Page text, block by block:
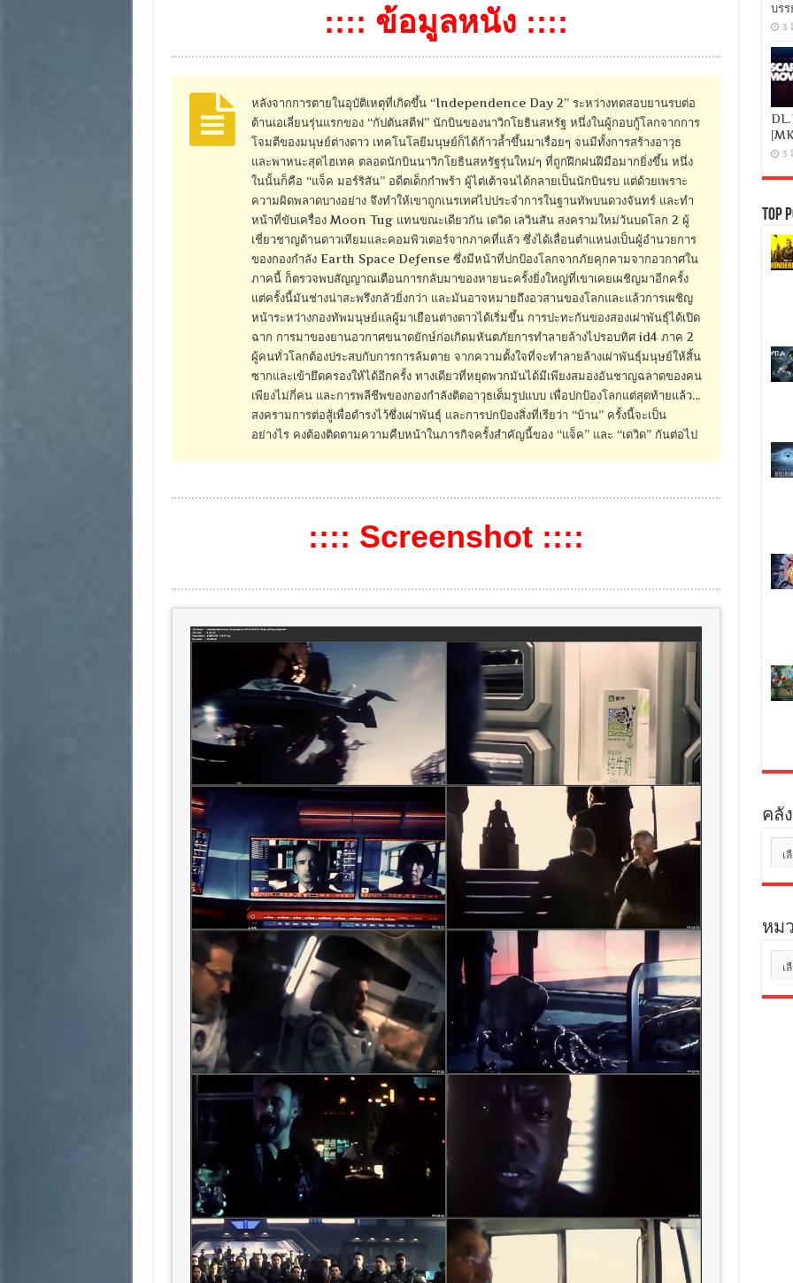
:::: ข้อมูลหนัง ::::
หลังจากการตายในอุบัติเหตุที่เกิดขึ้น “Independence Day 2” ระหว่างทดสอบยานรบต่อ
ต้านเอเลี่ยนรุ่นแรกของ “กัปตันสตีฟ” นักบินของนาวิกโยธินสหรัฐ หนึ่งในผู้กอบกู้โลกจากการ
โจมตีของมนุษย์ต่างดาว เทคโนโลยีมนุษย์ก็ได้ก้าวล้ำขึ้นมาเรื่อยๆ จนมีทั้งการสร้างอาวุธ
และพาหนะสุดไฮเทค ตลอดนักบินนาวิกโยธินสหรัฐรุ่นใหม่ๆ ที่ถูกฝึกฝนฝีมือมากยิ่งขึ้น หนึ่ง
ในนั้นก็คือ “แจ็ค มอร์ริสัน” อดีตเด็กกำพร้า ผู้ไต่เต้าจนได้กลายเป็นนักบินรบ แต่ด้วยเพราะ
ความผิดพลาดบางอย่าง จึงทำให้เขาถูกเนรเทศไปประจำการในฐานทัพบนดวงจันทร์ และทำ
หน้าที่ขับเครื่อง Moon Tug แทนขณะเดียวกัน เดวิด เลวินสัน สงครามใหม่วันบดโลก 2 ผู้
เชี่ยวชาญด้านดาวเทียมและคอมพิวเตอร์จากภาคที่แล้ว ซึ่งได้เลื่อนตำแหน่งเป็นผู้อำนวยการ
ของกองกำลัง Earth Space Defense ซึ่งมีหน้าที่ปกป้องโลกจากภัยคุกคามจากอวกาศใน
ภาคนี้ ก็ตรวจพบสัญญาณเตือนการกลับมาของหายนะครั้งยิ่งใหญ่ที่เขาเคยเผชิญมาอีกครั้ง
แต่ครั้งนี้มันช่างน่าสะพรึงกลัวยิ่งกว่า และมันอาจหมายถึงอวสานของโลกและแล้วการเผชิญ
หน้าระหว่างกองทัพมนุษย์แลผู้มาเยือนต่างดาวได้เริ่มขึ้น การปะทะกันของสองเผ่าพันธุ์ได้เปิด
ฉาก การมาของยานอวกาศขนาดยักษ์ก่อเกิดมหันตภัยการทำลายล้างไปรอบทิศ id4 ภาค 2
ผู้คนทั่วโลกต้องประสบกับการการล้มตาย จากความตั้งใจที่จะทำลายล้างเผ่าพันธุ์มนุษย์ให้สิ้น
ซากและเข้ายึดครองให้ได้อีกครั้ง ทางเดียวที่หยุดพวกมันได้มีเพียงสมองอันชาญฉลาดของคน
เพียงไม่กี่คน และการพลีชีพของกองกำลังติดอาวุธเต็มรูปแบบ เพื่อปกป้องโลกแต่สุดท้ายแล้ว…
สงครามการต่อสู้เพื่อดำรงไว้ซึ่งเผ่าพันธุ์ และการปกป้องสิ่งที่เรียว่า “บ้าน” ครั้งนี้จะเป็น
อย่างไร คงต้องติดตามความคืบหน้าในภารกิจครั้งสำคัญนี้ของ “แจ็ค” และ “เดวิด” กันต่อไป
:::: Screenshot ::::
บร
3
3
Top
คลั
เก็บ
หม
หมู่